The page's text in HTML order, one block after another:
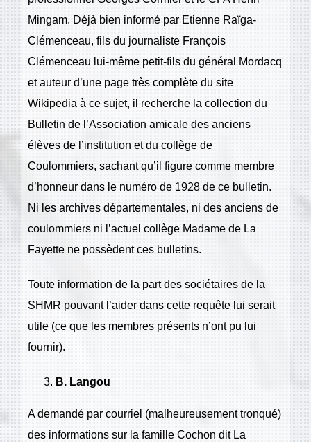
Mingam. Déjà bien informé par Etienne Raïga-
Clémenceau, fils du journaliste François
Clémenceau lui-même petit-fils du général Mordacq
et auteur d’une page très complète du site
Wikipedia à ce sujet, il recherche la collection du
Bulletin de l’Association amicale des anciens
élèves de l’institution et du collège de
Coulommiers, sachant qu’il figure comme membre
d’honneur dans le numéro de 1928 de ce bulletin.
Ni les archives départementales, ni des anciens de
coulommiers ni l’actuel collège Madame de La
Fayette ne possèdent ces bulletins.
Toute information de la part des sociétaires de la
SHMR pouvant l’aider dans cette requête lui serait
utile (ce que les membres présents n’ont pu lui
fournir).
B. Langou
A demandé par courriel (malheureusement tronqué)
des informations sur la famille Cochon dit La